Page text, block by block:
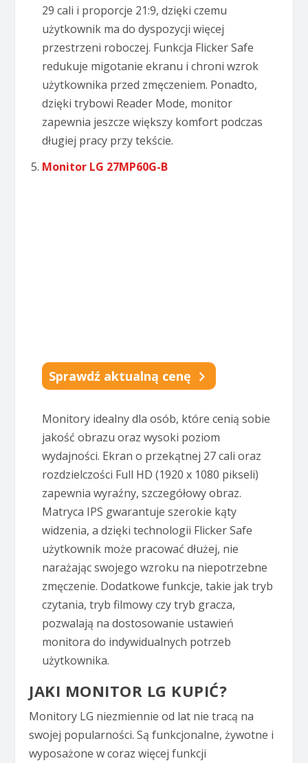
29 cali i proporcje 21:9, dzięki czemu
użytkownik ma do dyspozycji więcej
przestrzeni roboczej. Funkcja Flicker Safe
redukuje migotanie ekranu i chroni wzrok
użytkownika przed zmęczeniem. Ponadto,
dzięki trybowi Reader Mode, monitor
zapewnia jeszcze większy komfort podczas
długiej pracy przy tekście.
Monitor LG 27MP60G-B
Sprawdź aktualną cenę
Monitory idealny dla osób, które cenią sobie
jakość obrazu oraz wysoki poziom
wydajności. Ekran o przekątnej 27 cali oraz
rozdzielczości Full HD (1920 x 1080 pikseli)
zapewnia wyraźny, szczegółowy obraz.
Matryca IPS gwarantuje szerokie kąty
widzenia, a dzięki technologii Flicker Safe
użytkownik może pracować dłużej, nie
narażając swojego wzroku na niepotrzebne
zmęczenie. Dodatkowe funkcje, takie jak tryb
czytania, tryb filmowy czy tryb gracza,
pozwalają na dostosowanie ustawień
monitora do indywidualnych potrzeb
użytkownika.
JAKI MONITOR LG KUPIĆ?
Monitory LG niezmiennie od lat nie tracą na
swojej popularności. Są funkcjonalne, żywotne i
wyposażone w coraz więcej funkcji